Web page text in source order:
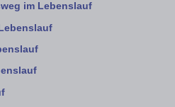
im Lebenslauf